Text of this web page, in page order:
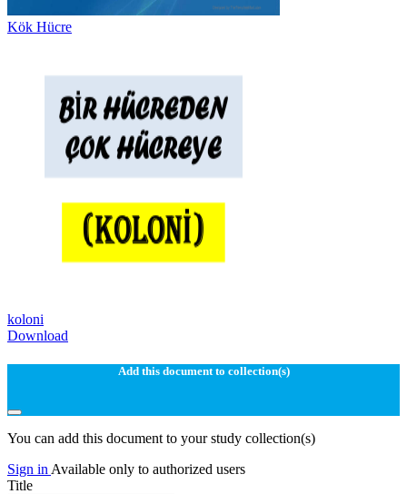
Kök Hücre
koloni
Download
Add this document to collection(s)
You can add this document to your study collection(s)
Sign in Available only to authorized users
Title